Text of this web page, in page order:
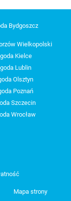
Bydgoszcz
Wielkopolski
Kielce
Lublin
Olsztyn
Poznań
Szczecin
Wrocław
Mapa strony